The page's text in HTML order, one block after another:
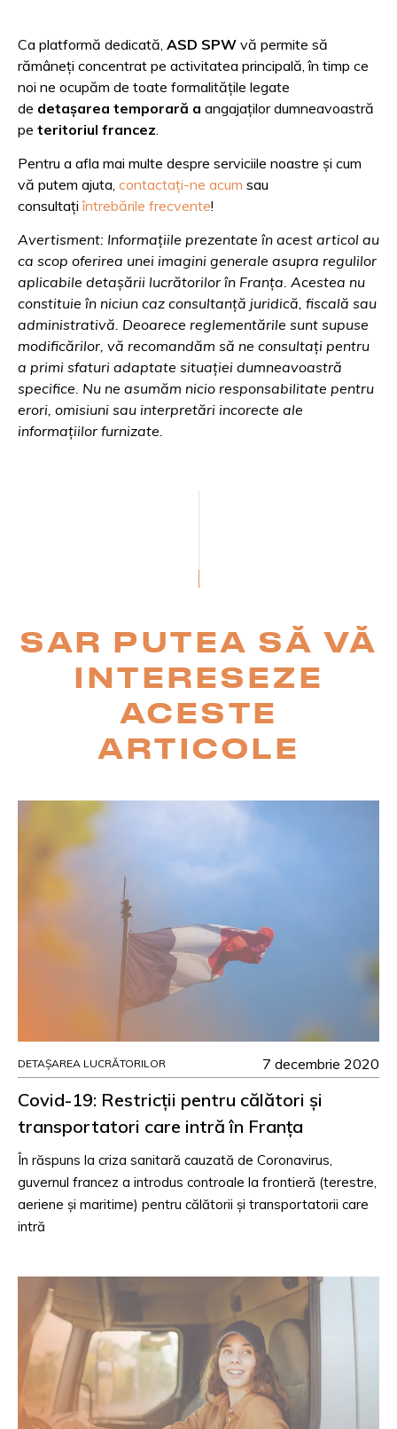
Ca platformă dedicată, ASD SPW vă permite să
rămâneți concentrat pe activitatea principală, în timp ce
noi ne ocupăm de toate formalitățile legate
de detașarea temporară a angajaților dumneavoastră
pe teritoriul francez
Pentru a afla mai multe despre serviciile noastre și cum
vă putem ajuta, contactați-ne acum sau
consultațiîntrebările frecvente!
Avertisment: Informațiile prezentate în acest articol au
ca scop oferirea unei imagini generale asupra regulilor
aplicabile detașării lucrătorilor în Franța. Acestea nu
constituie în niciun caz consultanță juridică, fiscală sau
administrativă. Deoarece reglementările sunt supuse
modificărilor, vă recomandăm să ne consultați pentru
a primi sfaturi adaptate situației dumneavoastră
specifice. Nu ne asumăm nicio responsabilitate pentru
erori, omisiuni sau interpretări incorecte ale
informațiilor furnizate.
SAR PUTEA SĂ VĂ
INTERESEZE
ACESTE
ARTICOLE
DETAȘAREA LUCRĂTORILOR 7 decembrie 2020
Covid-19: Restricții pentru călători și
transportatori care intră în Franța
În răspuns la criza sanitară cauzată de Coronavirus,
guvernul francez a introdus controale la frontieră (terestre,
aeriene și maritime) pentru călătorii și transportatorii care
intră